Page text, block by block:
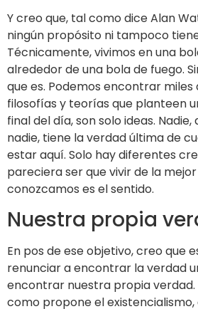
Y creo que, tal como dice Alan
ningún propósito ni tampoco
Técnicamente, vivimos en una
alrededor de una bola de fuego.
que es. Podemos encontrar
filosofías y teorías que planteen
final del día, son solo ideas.
nadie, tiene la verdad última de
estar aquí. Solo hay diferentes
pareciera ser que vivir de la
conozcamos es el sentido.
Nuestra propia
En pos de ese objetivo, creo que
renunciar a encontrar la verdad
encontrar nuestra propia
como propone el